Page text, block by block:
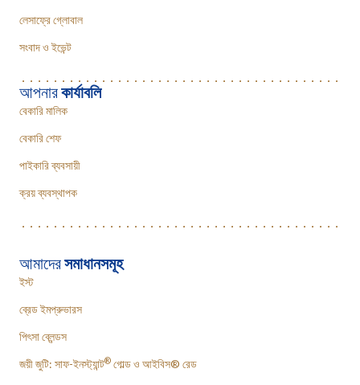
লেসাফ্রে গ্লোবাল
সংবাদ ও ইভেন্ট
আপনারকার্যাবলি
বেকারি মালিক
বেকারি শেফ
পাইকারি ব্যবসায়ী
ক্রয় ব্যবস্থাপক
আমাদেরসমাধানসমূহ
ইস্ট
ব্রেড ইমপ্রুভারস
পিৎসা ব্লেন্ডস
জয়ী জুটি: সাফ-ইনস্ট্যান্ট® গোল্ড ও আইবিস® রেড